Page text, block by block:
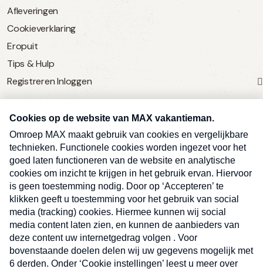
Afleveringen
Cookieverklaring
Eropuit
Tips & Hulp
Registreren Inloggen
SERVICE
Over Omroep MAX
MAX Vandaag
MAX Meldpunt
Pers
Contact
Algemene voorwaarden
Privacyverklaring
Kwetsbaarheid melden
Ben je benieuwd naar meer
vakantienieuws- en tips?